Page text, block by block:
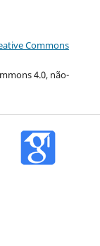
Commons
4.0, não-